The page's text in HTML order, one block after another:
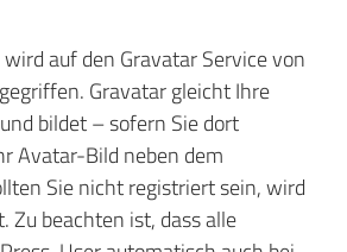
auf den Gravatar Service von
Gravatar gleicht Ihre
bildet – sofern Sie dort
Avatar-Bild neben dem
Sie nicht registriert sein, wird
Zu beachten ist, dass alle